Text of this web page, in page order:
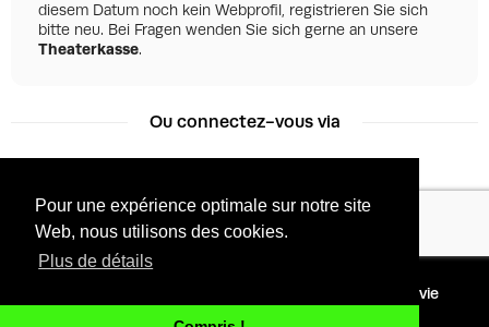
Pour une expérience optimale sur notre site
Web, nous utilisons des cookies.
Plus de détails
diesem Datum noch kein Webprofil, registrieren Sie sich
bitte neu. Bei Fragen wenden Sie sich gerne an unsere
Theaterkasse.
Ou connectez-vous via
Facebook
Tixly
Protection de la vie